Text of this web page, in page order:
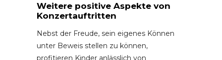
Weitere positive Aspekte von
Konzertauftritten
Nebst der Freude, sein eigenes Können
unter Beweis stellen zu können,
profitieren Kinder anlässlich von